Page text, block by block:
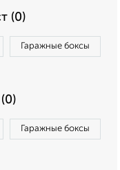
(0)
Гаражные боксы
Гаражные боксы